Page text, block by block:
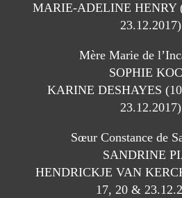
MARIE-ADELINE HENRY
23.12.2017)
Mère Marie de
SOPHIE
KARINE DESHAYES
23.12.2017)
Sœur Constance de
SANDRINE
HENDRICKJE VAN
17, 20 &